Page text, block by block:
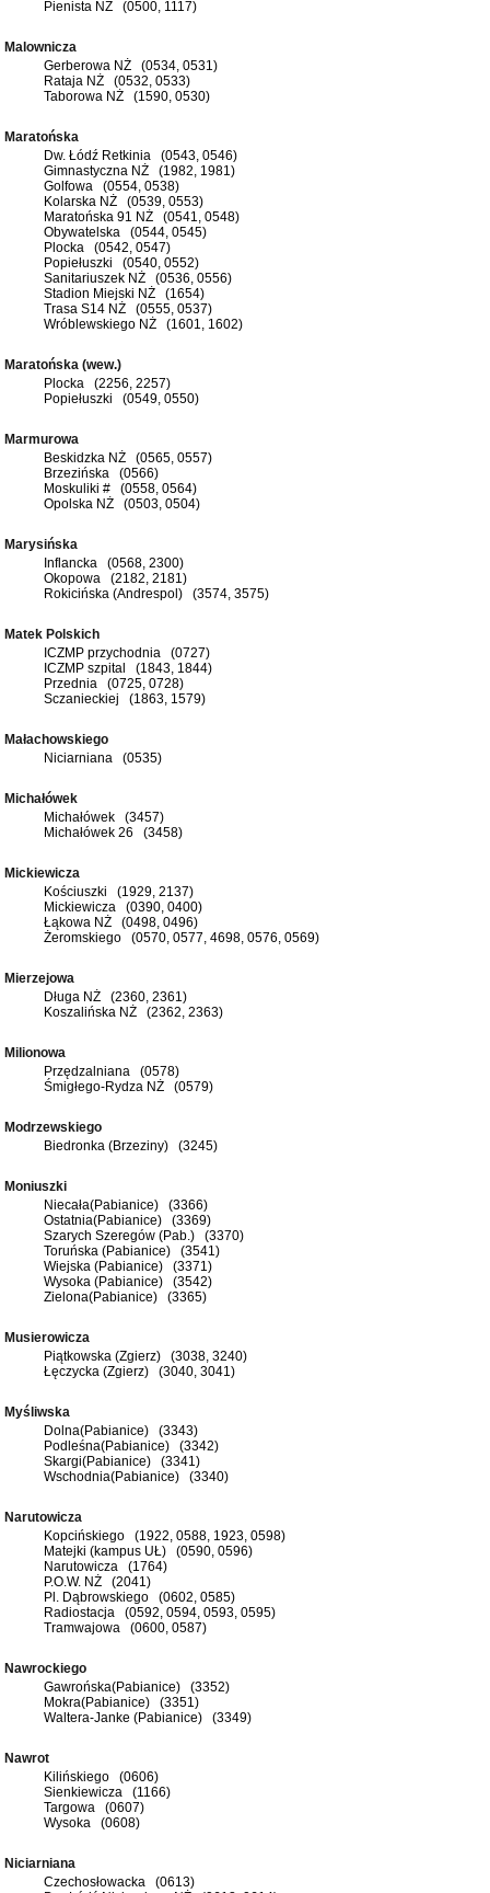
Pienista NŻ (0500, 1117)
Malownicza
Gerberowa NŻ (0534, 0531)
Rataja NŻ (0532, 0533)
Taborowa NŻ (1590, 0530)
Maratońska
Dw. Łódź Retkinia (0543, 0546)
Gimnastyczna NŻ (1982, 1981)
Golfowa (0554, 0538)
Kolarska NŻ (0539, 0553)
Maratońska 91 NŻ (0541, 0548)
Obywatelska (0544, 0545)
Plocka (0542, 0547)
Popiełuszki (0540, 0552)
Sanitariuszek NŻ (0536, 0556)
Stadion Miejski NŻ (1654)
Trasa S14 NŻ (0555, 0537)
Wróblewskiego NŻ (1601, 1602)
Maratońska (wew.)
Plocka (2256, 2257)
Popiełuszki (0549, 0550)
Marmurowa
Beskidzka NŻ (0565, 0557)
Brzezińska (0566)
Moskuliki # (0558, 0564)
Opolska NŻ (0503, 0504)
Marysińska
Inflancka (0568, 2300)
Okopowa (2182, 2181)
Rokicińska (Andrespol) (3574, 3575)
Matek Polskich
ICZMP przychodnia (0727)
ICZMP szpital (1843, 1844)
Przednia (0725, 0728)
Sczanieckiej (1863, 1579)
Małachowskiego
Niciarniana (0535)
Michałówek
Michałówek (3457)
Michałówek 26 (3458)
Mickiewicza
Kościuszki (1929, 2137)
Mickiewicza (0390, 0400)
Łąkowa NŻ (0498, 0496)
Żeromskiego (0570, 0577, 4698, 0576, 0569)
Mierzejowa
Długa NŻ (2360, 2361)
Koszalińska NŻ (2362, 2363)
Milionowa
Przędzalniana (0578)
Śmigłego-Rydza NŻ (0579)
Modrzewskiego
Biedronka (Brzeziny) (3245)
Moniuszki
Niecała(Pabianice) (3366)
Ostatnia(Pabianice) (3369)
Szarych Szeregów (Pab.) (3370)
Toruńska (Pabianice) (3541)
Wiejska (Pabianice) (3371)
Wysoka (Pabianice) (3542)
Zielona(Pabianice) (3365)
Musierowicza
Piątkowska (Zgierz) (3038, 3240)
Łęczycka (Zgierz) (3040, 3041)
Myśliwska
Dolna(Pabianice) (3343)
Podleśna(Pabianice) (3342)
Skargi(Pabianice) (3341)
Wschodnia(Pabianice) (3340)
Narutowicza
Kopcińskiego (1922, 0588, 1923, 0598)
Matejki (kampus UŁ) (0590, 0596)
Narutowicza (1764)
P.O.W. NŻ (2041)
Pl. Dąbrowskiego (0602, 0585)
Radiostacja (0592, 0594, 0593, 0595)
Tramwajowa (0600, 0587)
Nawrockiego
Gawrońska(Pabianice) (3352)
Mokra(Pabianice) (3351)
Waltera-Janke (Pabianice) (3349)
Nawrot
Kilińskiego (0606)
Sienkiewicza (1166)
Targowa (0607)
Wysoka (0608)
Niciarniana
Czechosłowacka (0613)